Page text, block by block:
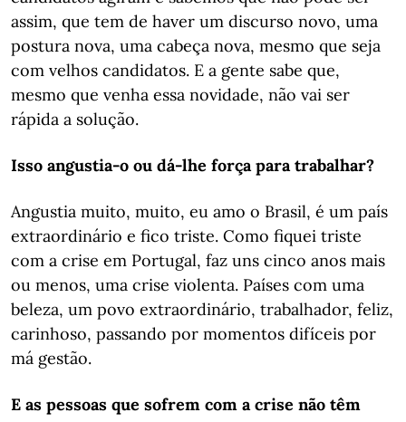
assim, que tem de haver um discurso novo, uma
postura nova, uma cabeça nova, mesmo que seja
com velhos candidatos. E a gente sabe que,
mesmo que venha essa novidade, não vai ser
rápida a solução.
Isso angustia-o ou dá-lhe força para trabalhar?
Angustia muito, muito, eu amo o Brasil, é um país
extraordinário e fico triste. Como fiquei triste
com a crise em Portugal, faz uns cinco anos mais
ou menos, uma crise violenta. Países com uma
beleza, um povo extraordinário, trabalhador, feliz,
carinhoso, passando por momentos difíceis por
má gestão.
E as pessoas que sofrem com a crise não têm